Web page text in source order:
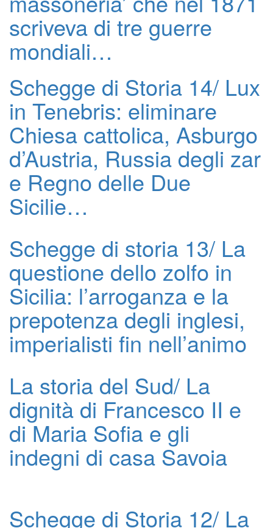
scriveva di tre guerre
mondiali…
Schegge di Storia 14/ Lux
in Tenebris: eliminare
Chiesa cattolica, Asburgo
d’Austria, Russia degli zar
e Regno delle Due
Sicilie…
Schegge di storia 13/ La
questione dello zolfo in
Sicilia: l’arroganza e la
prepotenza degli inglesi,
imperialisti fin nell’animo
La storia del Sud/ La
dignità di Francesco II e
di Maria Sofia e gli
indegni di casa Savoia
Schegge di Storia 12/ La